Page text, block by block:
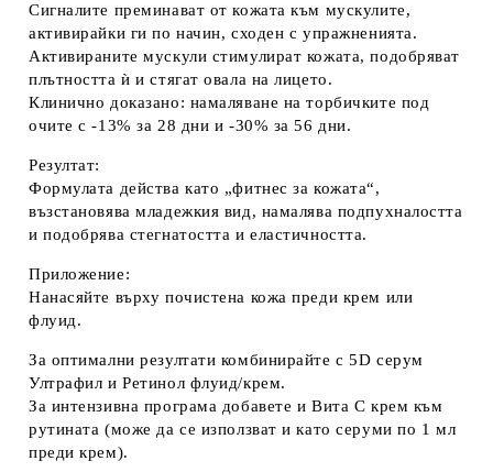
Сигналите преминават от кожата към мускулите,
активирайки ги по начин, сходен с упражненията.
Активираните мускули стимулират кожата, подобряват
плътността ѝ и стягат овала на лицето.
Клинично доказано: намаляване на торбичките под
очите с-13% за 28 дни и-30% за 56 дни.
Резултат:
Формулата действа като „фитнес за кожата“,
възстановява младежкия вид, намалява подпухналостта
и подобрява стегнатостта и еластичността.
Приложение:
Нанасяйте върху почистена кожапреди крем или
флуид.
За оптимални резултати комбинирайте с5D серум
Ултрафил иРетинол флуид/крем.
За интензивна програма добавете иВита С крем към
рутината (може да се използват и като серуми по 1 мл
преди крем).